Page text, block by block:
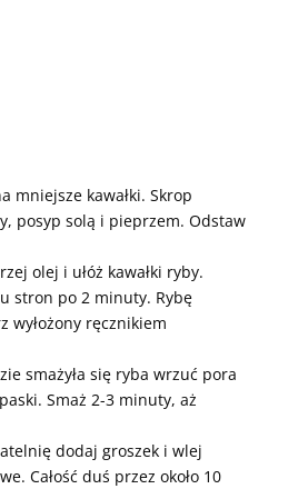
mniejsze kawałki. Skrop
posyp solą i pieprzem. Odstaw
olej i ułóż kawałki ryby.
stron po 2 minuty. Rybę
wyłożony ręcznikiem
smażyła się ryba wrzuć pora
Smaż 2-3 minuty, aż
dodaj groszek i wlej
Całość duś przez około 10